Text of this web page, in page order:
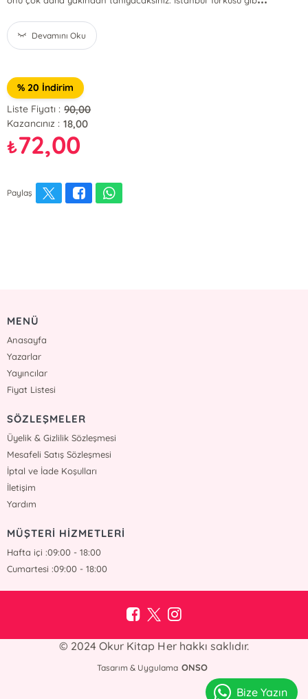
Devamını Oku
% 20 İndirim
Liste Fiyatı : 90,00
Kazancınız : 18,00
₺72,00
Paylaş
MENÜ
Anasayfa
Yazarlar
Yayıncılar
Fiyat Listesi
SÖZLEŞMELER
Üyelik & Gizlilik Sözleşmesi
Mesafeli Satış Sözleşmesi
İptal ve İade Koşulları
İletişim
Yardım
MÜŞTERİ HİZMETLERİ
Hafta içi :09:00 - 18:00
Cumartesi :09:00 - 18:00
© 2024 Okur Kitap Her hakkı saklıdır.
Tasarım & Uygulama ONSO
Bize Yazın